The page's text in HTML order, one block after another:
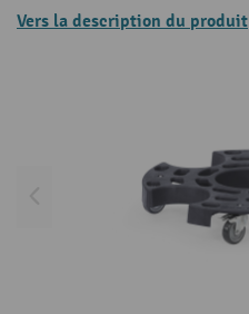
Vers la description du produit